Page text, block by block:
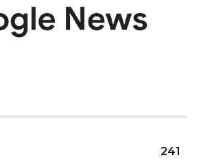
241